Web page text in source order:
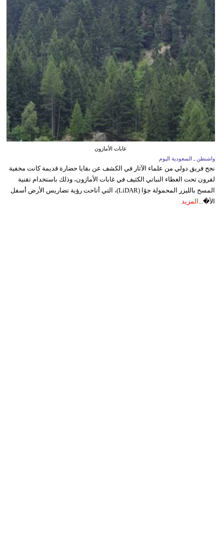
غابات الأمازون
واشنطن ـ السعودية اليوم
نجح فريق دولي من علماء الآثار في الكشف عن بقايا حضارة قديمة كانت مخفية
لقرون تحت الغطاء النباتي الكثيف في غابات الأمازون، وذلك باستخدام تقنية
المسح بالليزر المحمولة جوًا (LiDAR)، التي أتاحت رؤية تضاريس الأرض أسفل
الأ�... المزيد